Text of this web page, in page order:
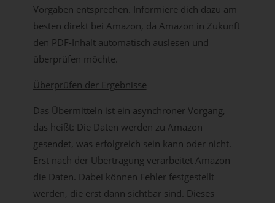
Vorgaben entsprechen. Informiere dich dazu am
besten direkt bei Amazon, da Amazon in Zukunft
den PDF-Inhalt automatisch auslesen und
überprüfen möchte.
Überprüfen der Ergebnisse
Das Übermitteln ist ein asynchroner Vorgang,
das heißt: Die Daten werden zu Amazon
gesendet, was erfolgreich sein kann oder nicht.
Erst nach der Übertragung verarbeitet Amazon
die Daten. Dabei können Fehler festgestellt
werden, die erst dann sichtbar sind. Dieses